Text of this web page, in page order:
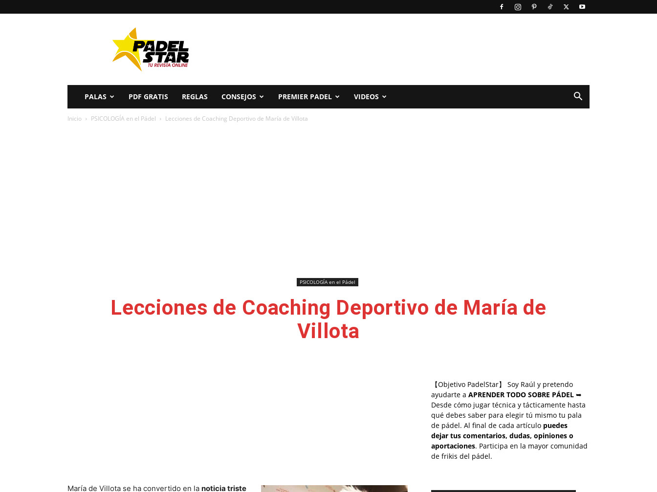
PADELSTAR
PALAS PDF GRATIS REGLAS CONSEJOS PREMIER PADEL VIDEOS
Inicio PSICOLOGÍA en el Pádel Lecciones de Coaching Deportivo de María de Villota
PSICOLOGÍA en el Pádel
Lecciones de Coaching Deportivo de María de
Villota
María de Villota se ha convertido en la noticia triste
【Objetivo PadelStar】 Soy Raúl y pretendo
ayudarte a APRENDER TODO SOBRE PÁDEL ➥
Desde cómo jugar técnica y tácticamente hasta
qué debes saber para elegir tú mismo tu pala
de pádel. Al final de cada artículo puedes
dejar tus comentarios, dudas, opiniones o
aportaciones. Participa en la mayor comunidad
de frikis del pádel.